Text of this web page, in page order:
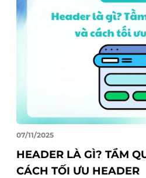
07/11/2025
HEADER LÀ GÌ? TẦM
CÁCH TỐI ƯU HEADER